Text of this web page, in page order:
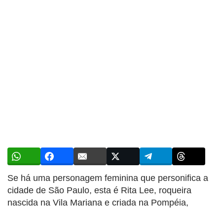
Se há uma personagem feminina que personifica a
cidade de São Paulo, esta é Rita Lee, roqueira
nascida na Vila Mariana e criada na Pompéia,